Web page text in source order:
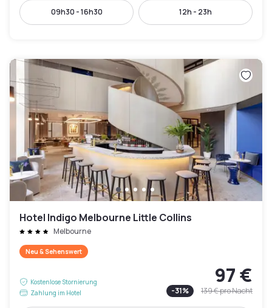
09h30 - 16h30 12h - 23h
Hotel Indigo Melbourne Little Collins
Melbourne
Neu & Sehenswert
Kostenlose Stornierung
Zahlung im Hotel
97 €
-31% 139 €pro Nacht